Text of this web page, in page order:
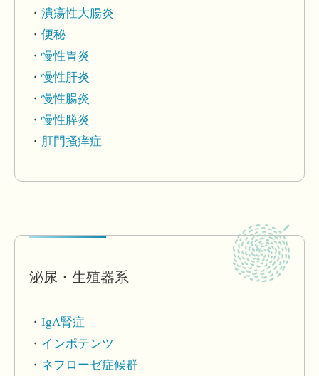
潰瘍性大腸炎
便秘
慢性胃炎
慢性肝炎
慢性腸炎
慢性膵炎
肛門掻痒症
泌尿・生殖器系
IgA腎症
インポテンツ
ネフローゼ症候群